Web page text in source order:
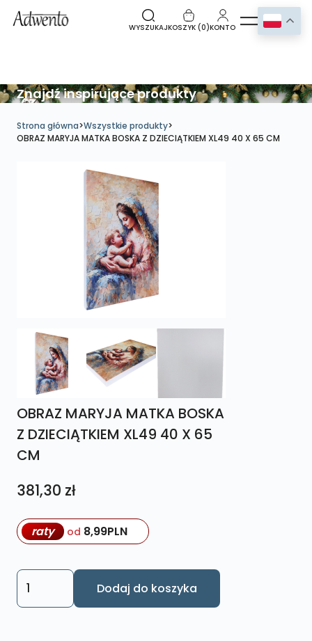
WYSZUKAJKOSZYK (0)KONTO
Znajdź inspirujące produkty
Strona główna>Wszystkie produkty>
OBRAZ MARYJA MATKA BOSKA Z DZIECIĄTKIEM XL49 40 X 65 CM
OBRAZ MARYJA MATKA BOSKA
Z DZIECIĄTKIEM XL49 40 X 65
CM
381,30 zł
raty od 8,99PLN
ilość
OBRAZ
Dodaj do koszyka